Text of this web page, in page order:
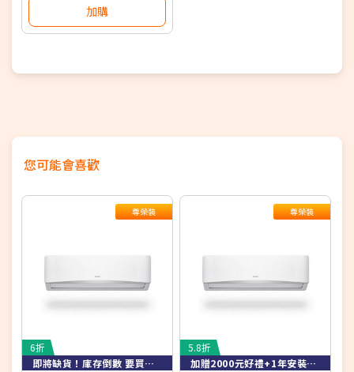
加購
您可能會喜歡
尊榮裝
6折
即將缺貨！庫存倒數 要買要快！
尊榮裝
5.8折
加贈2000元好禮+1年安裝保固